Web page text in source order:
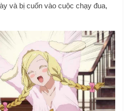
và bị cuốn vào cuộc chạy đua,